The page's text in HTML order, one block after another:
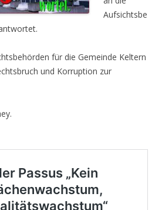
Aufsichtsbe
für die Gemeinde Keltern
und Korruption zur